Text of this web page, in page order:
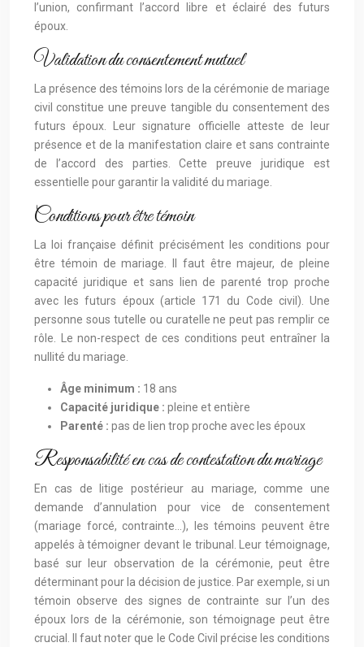
l’union, confirmant l’accord libre et éclairé des futurs
époux.
Validation du consentement mutuel
La présence des témoins lors de la cérémonie de mariage
civil constitue une preuve tangible du consentement des
futurs époux. Leur signature officielle atteste de leur
présence et de la manifestation claire et sans contrainte
de l’accord des parties. Cette preuve juridique est
essentielle pour garantir la validité du mariage.
Conditions pour être témoin
La loi française définit précisément les conditions pour
être témoin de mariage. Il faut être majeur, de pleine
capacité juridique et sans lien de parenté trop proche
avec les futurs époux (article 171 du Code civil). Une
personne sous tutelle ou curatelle ne peut pas remplir ce
rôle. Le non-respect de ces conditions peut entraîner la
nullité du mariage.
Âge minimum : 18 ans
Capacité juridique : pleine et entière
Parenté : pas de lien trop proche avec les époux
Responsabilité en cas de contestation du mariage
En cas de litige postérieur au mariage, comme une
demande d’annulation pour vice de consentement
(mariage forcé, contrainte…), les témoins peuvent être
appelés à témoigner devant le tribunal. Leur témoignage,
basé sur leur observation de la cérémonie, peut être
déterminant pour la décision de justice. Par exemple, si un
témoin observe des signes de contrainte sur l’un des
époux lors de la cérémonie, son témoignage peut être
crucial. Il faut noter que le Code Civil précise les conditions